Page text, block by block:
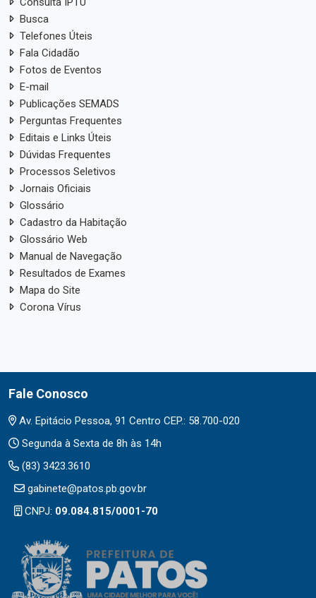
Busca
Telefones Úteis
Fala Cidadão
Fotos de Eventos
E-mail
Publicações SEMADS
Perguntas Frequentes
Editais e Links Úteis
Dúvidas Frequentes
Processos Seletivos
Jornais Oficiais
Glossário
Cadastro da Habitação
Glossário Web
Manual de Navegação
Resultados de Exames
Mapa do Site
Corona Vírus
Fale Conosco
Av. Epitácio Pessoa, 91 Centro CEP.: 58.700-020
Segunda à Sexta de 8h às 14h
(83) 3423.3610
gabinete@patos.pb.gov.br
CNPJ: 09.084.815/0001-70